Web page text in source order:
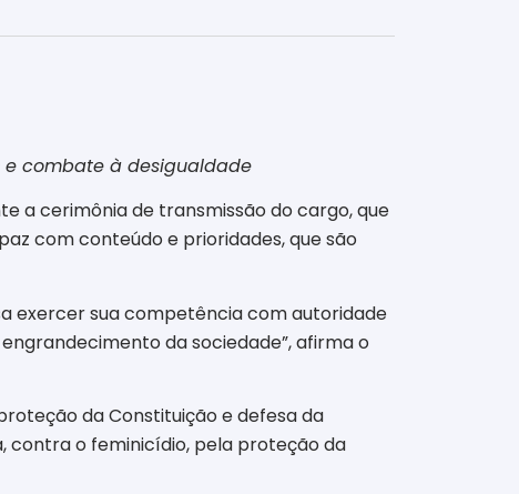
e combate à desigualdade
a cerimônia de transmissão do cargo, que
com conteúdo e prioridades, que são
exercer sua competência com autoridade
da sociedade”, afirma o
da Constituição e defesa da
contra o feminicídio, pela proteção da